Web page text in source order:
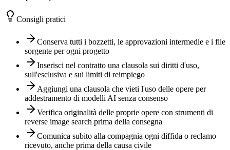
Consigli pratici
Conserva tutti i bozzetti, le approvazioni intermedie e i file
sorgente per ogni progetto
Inserisci nel contratto una clausola sui diritti d'uso,
sull'esclusiva e sui limiti di reimpiego
Aggiungi una clausola che vieti l'uso delle opere per
addestramento di modelli AI senza consenso
Verifica originalità delle proprie opere con strumenti di
reverse image search prima della consegna
Comunica subito alla compagnia ogni diffida o reclamo
ricevuto, anche prima della causa civile